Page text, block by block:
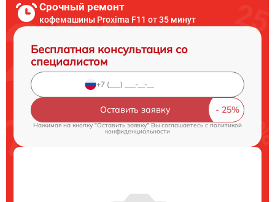
Срочный ремонт
кофемашины Proxima F11 от 35 минут
Бесплатная консультация со
специалистом
Оставить заявку
Нажимая на кнопку "Оставить заявку" Вы соглашаетесь cполитикой
конфиденциальности